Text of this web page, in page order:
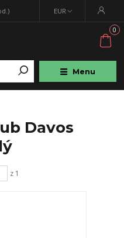
Menu
EUR
0
Davos
z 1